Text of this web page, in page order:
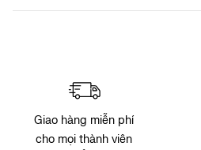
Giao hàng miễn phí
cho mọi thành viên